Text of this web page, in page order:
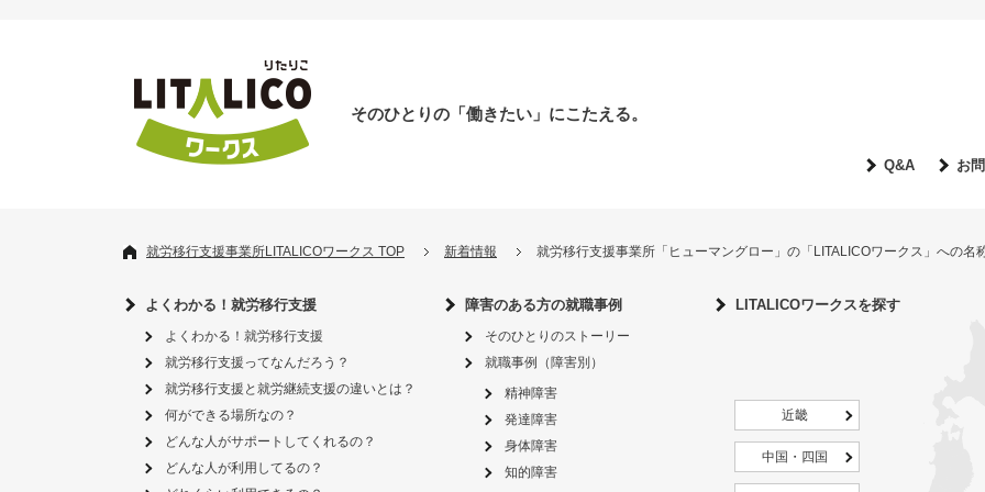
そのひとりの「働きたい」にこたえる。
Q&A お
就労移行支援事業所LITALICOワークス TOP 新着情報 就労移行支援事業所「ヒューマングロー」の「LITALICOワークス」への名
よくわかる！就労移行支援
よくわかる！就労移行支援
就労移行支援ってなんだろう？
就労移行支援と就労継続支援の違いとは？
何ができる場所なの？
どんな人がサポートしてくれるの？
どんな人が利用してるの？
障害のある方の就職事例
そのひとりのストーリー
就職事例（障害別）
精神障害
発達障害
身体障害
知的障害
LITALICOワークスを探す
近畿
中国・四国